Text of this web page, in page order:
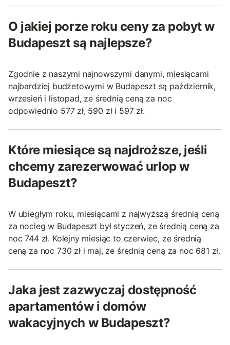
O jakiej porze roku ceny za pobyt w
Budapeszt są najlepsze?
Zgodnie z naszymi najnowszymi danymi, miesiącami
najbardziej budżetowymi w Budapeszt są październik,
wrzesień i listopad, ze średnią ceną za noc
odpowiednio 577 zł, 590 zł i 597 zł.
Które miesiące są najdroższe, jeśli
chcemy zarezerwować urlop w
Budapeszt?
W ubiegłym roku, miesiącami z najwyższą średnią ceną
za nocleg w Budapeszt był styczeń, ze średnią ceną za
noc 744 zł. Kolejny miesiąc to czerwiec, ze średnią
ceną za noc 730 zł i maj, ze średnią ceną za noc 681 zł.
Jaka jest zazwyczaj dostępność
apartamentów i domów
wakacyjnych w Budapeszt?